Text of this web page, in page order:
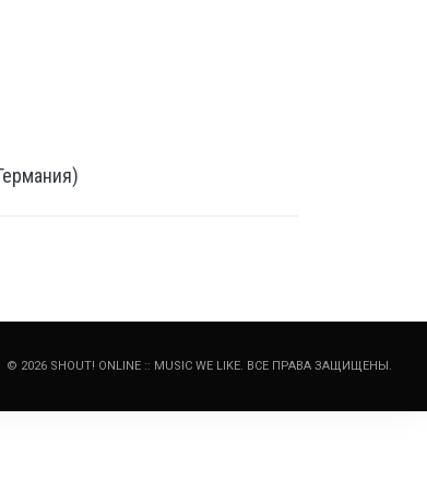
© 2026 SHOUT! ONLINE :: MUSIC WE LIKE. ВСЕ ПРАВА ЗАЩИЩЕНЫ.